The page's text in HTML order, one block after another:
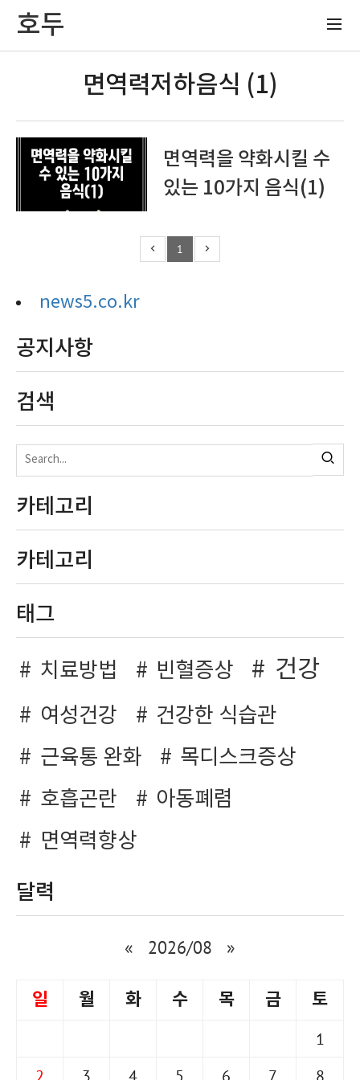
호두
면역력저하음식 (1)
면역력을 약화시킬 수
있는 10가지 음식(1)
1
news5.co.kr
공지사항
검색
카테고리
카테고리
태그
치료방법 빈혈증상 건강
여성건강
건강한 식습관
근육통 완화
목디스크증상
호흡곤란
아동폐렴
면역력향상
달력
« 2026/08 »
일 월 화 수 목 금 토
1
2
3 4 5 6 7 8